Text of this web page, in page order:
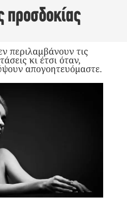
προσδοκίας
περιλαμβάνουν τις
κι έτσι όταν,
απογοητευόμαστε.